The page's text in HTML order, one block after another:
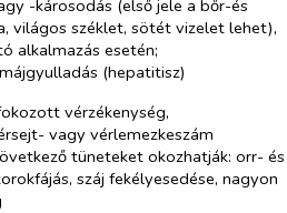
-károsodás (első jele a bőr-és
világos széklet, sötét vizelet lehet),
alkalmazás esetén;
(hepatitisz)
vérzékenység,
vagy vérlemezkeszám
tüneteket okozhatják: orr- és
száj fekélyesedése, nagyon